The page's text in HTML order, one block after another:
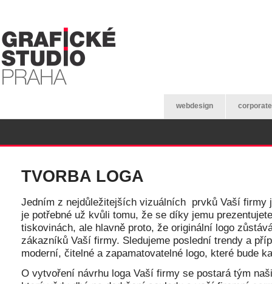
webdesign
SPIDER - logo
SPIDER - logo Nadace
Nadace
TVORBA LOGA
Jedním z nejdůležitejších vizuálních prvků Vaší firmy
je potřebné už kvůli tomu, že se díky jemu
tiskovinách, ale hlavně proto, že originální logo
zákazníků Vaší firmy. Sledujeme poslední trendy a
moderní, čitelné a zapamatovatelné logo, které bude
O vytvoření návrhu loga Vaší firmy se postará tým